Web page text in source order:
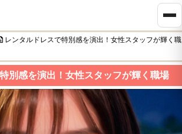
レンタルドレスで特別感を演出！女性スタッフが輝く職
別感を演出！女性スタッフが輝く職場